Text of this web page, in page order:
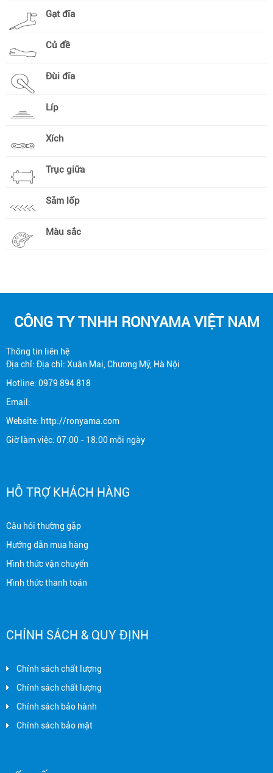
Gạt đĩa
Củ đề
Đùi đĩa
Líp
Xích
Trục giữa
Săm lốp
Màu sắc
CÔNG TY TNHH RONYAMA VIỆT NAM
Thông tin liên hệ
Địa chỉ: Địa chỉ: Xuân Mai, Chương Mỹ, Hà Nội
Hotline: 0979 894 818
Email:
Website: http://ronyama.com
Giờ làm việc: 07:00 - 18:00 mỗi ngày
HỖ TRỢ KHÁCH HÀNG
Câu hỏi thường gặp
Hướng dẫn mua hàng
Hình thức vận chuyển
Hình thức thanh toán
CHÍNH SÁCH & QUY ĐỊNH
Chính sách chất lượng
Chính sách chất lượng
Chính sách bảo hành
Chính sách bảo mật